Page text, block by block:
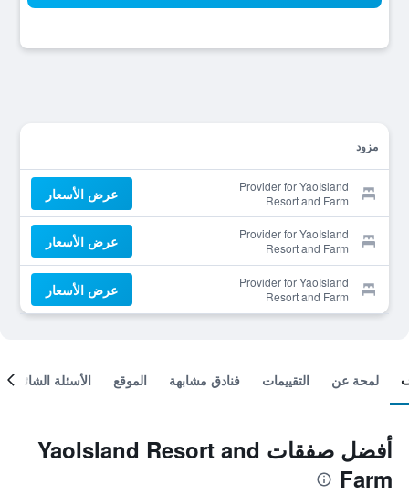
مزود
Provider for YaoIsland
Resort and Farm
عرض الأسعار
Provider for YaoIsland
Resort and Farm
عرض الأسعار
Provider for YaoIsland
Resort and Farm
عرض الأسعار
لمحة عن التقييمات فنادق مشابهة الموقع الأسئلة الشائعة
أفضل صفقات YaoIsland Resort and
Farm